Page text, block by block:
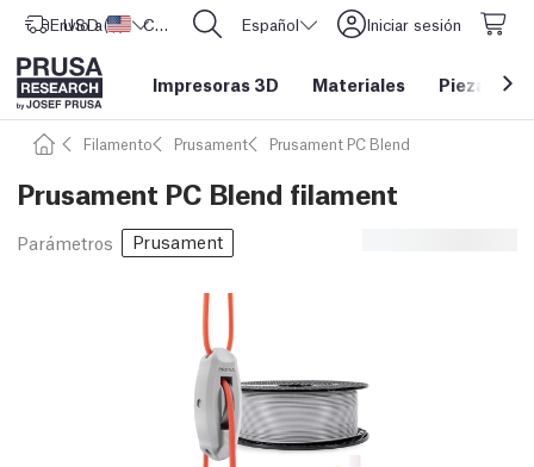
Envío a Estados Unidos
USD ($) CORE One L: ¡Ya disponible! Español Iniciar sesión
Impresoras 3D Materiales Piezas y
Filamento Prusament Prusament PC Blend
Prusament PC Blend filament
Parámetros Prusament